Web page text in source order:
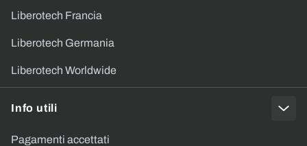
Liberotech Francia
Liberotech Germania
Liberotech Worldwide
Info utili
Pagamenti accettati